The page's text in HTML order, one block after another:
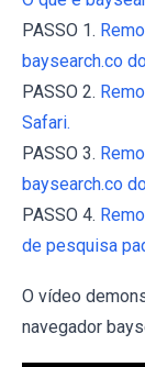
PASSO 1.
baysearch.co
PASSO 2.
Safari.
PASSO 3.
baysearch.co
PASSO 4.
de pesquisa
O vídeo
navegador